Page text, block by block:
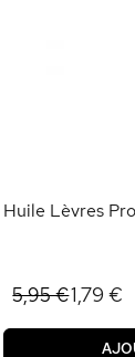
Huile Lèvres
5,95 €1,79 €